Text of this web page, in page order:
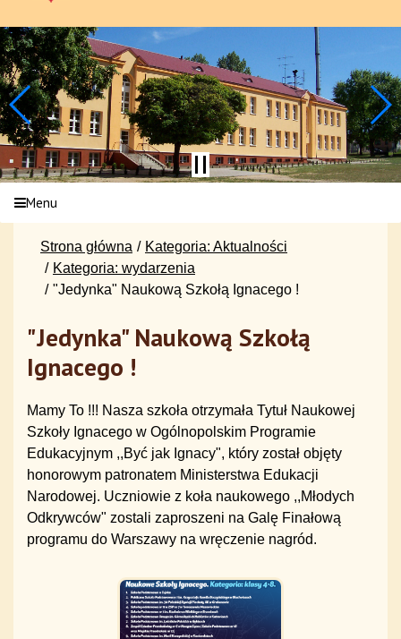
Menu
Strona główna
Kategoria: Aktualności
Kategoria: wydarzenia
"Jedynka" Naukową Szkołą Ignacego !
"Jedynka" Naukową Szkołą
Ignacego !
Mamy To !!! Nasza szkoła otrzymała Tytuł Naukowej
Szkoły Ignacego w Ogólnopolskim Programie
Edukacyjnym ,,Być jak Ignacy", który został objęty
honorowym patronatem Ministerstwa Edukacji
Narodowej. Uczniowie z koła naukowego ,,Młodych
Odkrywców" zostali zaproszeni na Galę Finałową
programu do Warszawy na wręczenie nagród.